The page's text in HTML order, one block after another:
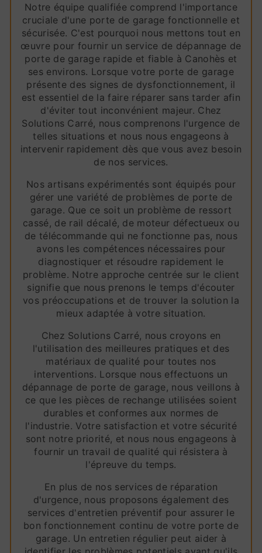
Notre équipe qualifiée comprend l'importance
cruciale d'une porte de garage fonctionnelle et
sécurisée. C'est pourquoi nous mettons tout en
œuvre pour fournir un service de dépannage de
porte de garage rapide et fiable à Canohès et
ses environs. Lorsque votre porte de garage
présente des signes de dysfonctionnement, il
est essentiel de la faire réparer sans tarder afin
d'éviter tout inconvénient majeur. Chez
Solutions Carré, nous comprenons l'urgence de
telles situations et nous nous engageons à
intervenir rapidement dès que vous avez besoin
de nos services.
Nos artisans expérimentés sont équipés pour
gérer une variété de problèmes de porte de
garage. Que ce soit un problème de ressort
cassé, de rail décalé, de moteur défectueux ou
de télécommande qui ne fonctionne pas, nous
avons les compétences nécessaires pour
diagnostiquer et résoudre rapidement le
problème. Notre approche centrée sur le client
signifie que nous prenons le temps d'écouter
vos préoccupations et de trouver la solution la
mieux adaptée à votre situation.
Chez Solutions Carré, nous croyons en
l'utilisation des meilleures pratiques et des
matériaux de qualité pour toutes nos
interventions. Lorsque nous effectuons un
dépannage de porte de garage, nous veillons à
ce que les pièces de rechange utilisées soient
durables et conformes aux normes de
l'industrie. Votre satisfaction et votre sécurité
sont notre priorité, et nous nous engageons à
fournir un travail de qualité qui résistera à
l'épreuve du temps.
En plus de nos services de réparation
d'urgence, nous proposons également des
services d'entretien préventif pour assurer le
bon fonctionnement continu de votre porte de
garage. Un entretien régulier peut aider à